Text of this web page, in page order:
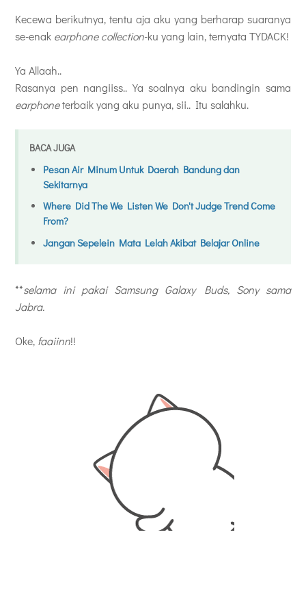
Kecewa berikutnya, tentu aja aku yang berharap suaranya
se-enak earphone collection-ku yang lain, ternyata TYDACK!
Ya Allaah..
Rasanya pen nangiiss.. Ya soalnya aku bandingin sama
earphoneterbaik yang aku punya, sii.. Itu salahku.
BACA JUGA
Pesan Air Minum Untuk Daerah Bandung dan
Sekitarnya
Where Did The We Listen We Don't Judge Trend Come
From?
Jangan Sepelein Mata Lelah Akibat Belajar Online
**selama ini pakai Samsung Galaxy Buds, Sony sama
Jabra.
Oke, faaiinn!!